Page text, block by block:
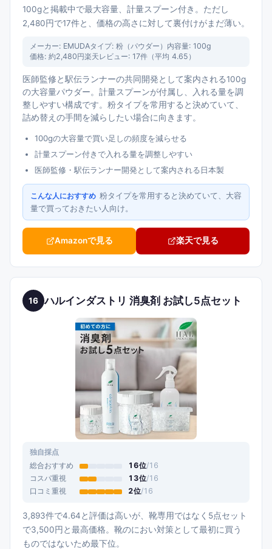
100gと掲載中で最大容量、計量スプーン付き。ただし
2,480円で17件と、価格の高さに対して裏付けがまだ薄い。
メーカー: EMUDAタイプ: 粉（パウダー） 内容量: 100g
価格: 約2,480円楽天レビュー: 17件（平均 4.65 ）
医師監修と駅伝ランナーの共同開発として案内される100g
の大容量パウダー。計量スプーンが付属し、入れる量を調
整しやすい構成です。粉タイプを常用すると決めていて、
詰め替えの手間を減らしたい場合に向きます。
100gの大容量で買い足しの頻度を減らせる
計量スプーン付きで入れる量を調整しやすい
医師監修・駅伝ランナー開発として案内される日本製
こんな人におすすめ 粉タイプを常用すると決めていて、大容
量で買っておきたい人向け。
Amazonで見る 楽天で見る
16 ハルインダストリ 消臭剤 お試し5点セット
独自採点
総合おすすめ 16位/16
コスパ重視
13位/16
口コミ重視
2位/16
3,893件で4.64と評価は高いが、靴専用ではなく5点セット
で3,500円と最高価格。靴のにおい対策として最初に買う
ものではないため最下位。